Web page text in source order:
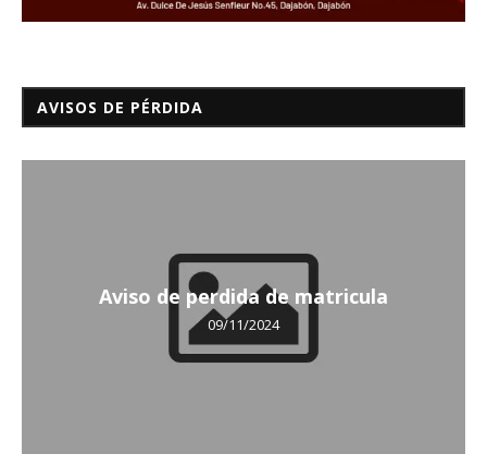
AVISOS DE PÉRDIDA
Aviso de perdida de matricula
09/11/2024